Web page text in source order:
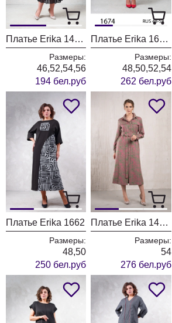
Платье Erika 1459-1
Размеры:
46,52,54,56
194 бел.руб
Платье Erika 1674 черный
Размеры:
48,50,52,54
262 бел.руб
Платье Erika 1662
Размеры:
48,50
250 бел.руб
Платье Erika 1404-1
Размеры:
54
276 бел.руб